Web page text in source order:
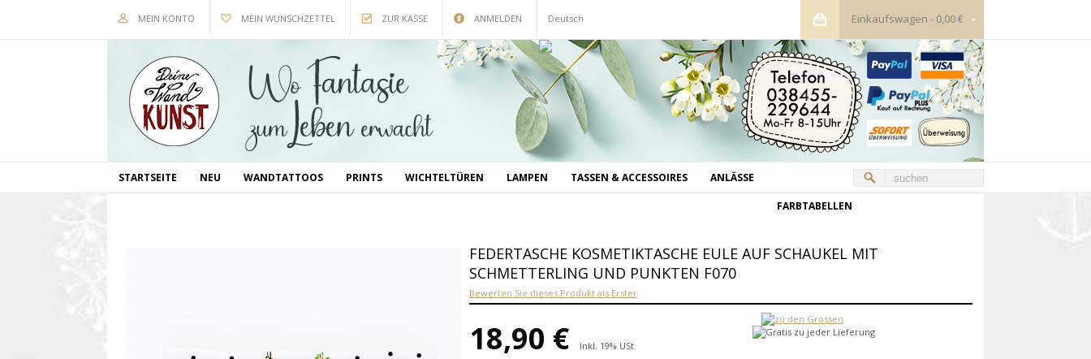
MEIN KONTO MEIN WUNSCHZETTEL ZUR KASSE ANMELDEN Deutsch Einkaufswagen - 0,00 €
STARTSEITE NEU WANDTATTOOS PRINTS WICHTELTÜREN LAMPEN TASSEN & ACCESSOIRES ANLÄSSE
FARBTABELLEN
FEDERTASCHE KOSMETIKTASCHE EULE AUF SCHAUKEL MIT
SCHMETTERLING UND PUNKTEN F070
Bewerten Sie dieses Produkt als Erster
18,90 €
Inkl. 19% USt.